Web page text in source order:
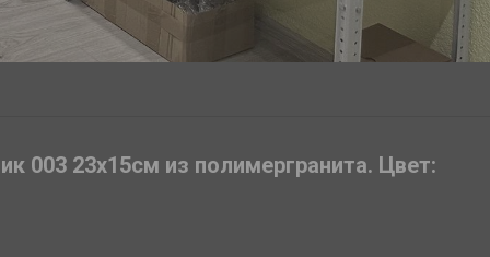
003 23х15см из полимергранита. Цвет: